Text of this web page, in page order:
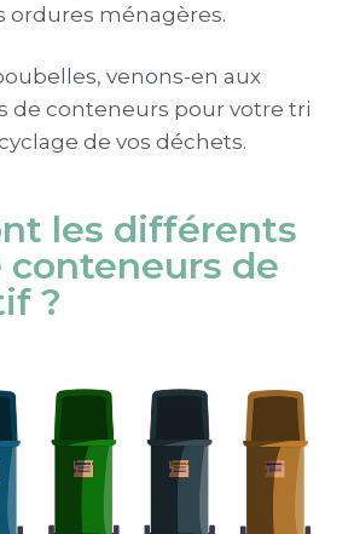
ordures ménagères.
venons-en aux
de conteneurs pour votre tri
de vos déchets.
les différents
conteneurs de
?